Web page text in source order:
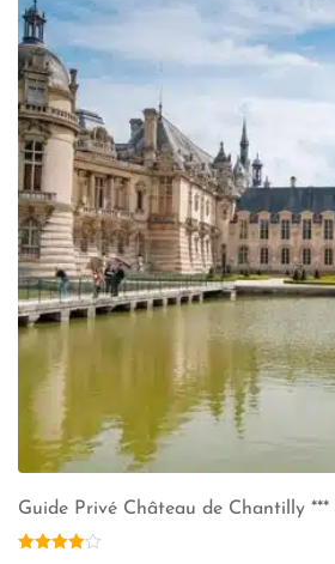
Guide Privé Château de Chantilly ***